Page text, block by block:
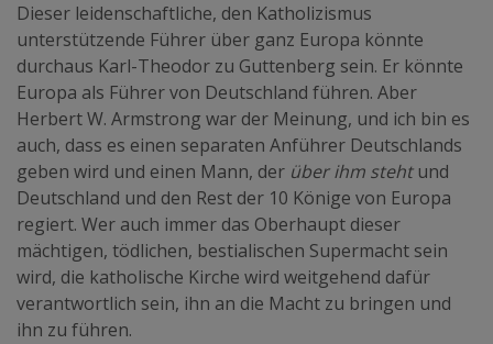
Dieser leidenschaftliche, den Katholizismus
unterstützende Führer über ganz Europa könnte
durchaus Karl-Theodor zu Guttenberg sein. Er könnte
Europa als Führer von Deutschland führen. Aber
Herbert W. Armstrong war der Meinung, und ich bin es
auch, dass es einen separaten Anführer Deutschlands
geben wird und einen Mann, der über ihm stehtund
Deutschland und den Rest der 10 Könige von Europa
regiert. Wer auch immer das Oberhaupt dieser
mächtigen, tödlichen, bestialischen Supermacht sein
wird, die katholische Kirche wird weitgehend dafür
verantwortlich sein, ihn an die Macht zu bringen und
ihn zu führen.